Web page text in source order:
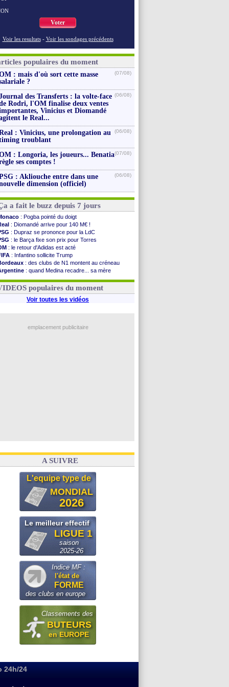
Voter
Voir les resultats - Voir les sondages précédents
populaires du moment
: mais d'où sort cette masse
?
(07/08)
des Transferts : la volte-face
Rodri, l'OM finalise deux ventes
Vinicius et Diomandé
le Real...
(06/08)
: Vinicius, une prolongation au
troublant
(06/08)
: Longoria, les joueurs... Benatia
ses comptes !
(07/08)
: Akliouche entre dans une
dimension (officiel)
(06/08)
a fait le buzz depuis 7 jours
: Pogba pointé du doigt
: Diomandé arrive pour 140 M€ !
: Dupraz se prononce pour la LdC
: le Barça fixe son prix pour Torres
: le retour d'Adidas est acté
: Infantino sollicite Trump
: des clubs de N1 montent au créneau
: quand Medina recadre... sa mère
: Paixão attire un 2e club anglais
populaires du moment
Voir toutes les vidéos
emplacement publicitaire
A SUIVRE
L'equipe type de
MONDIAL
2026
Le meilleur effectif
LIGUE 1
saison
2025-26
Indice MF :
l'état de
FORME
des clubs en europe
Classements des
BUTEURS
en EUROPE
24h/24